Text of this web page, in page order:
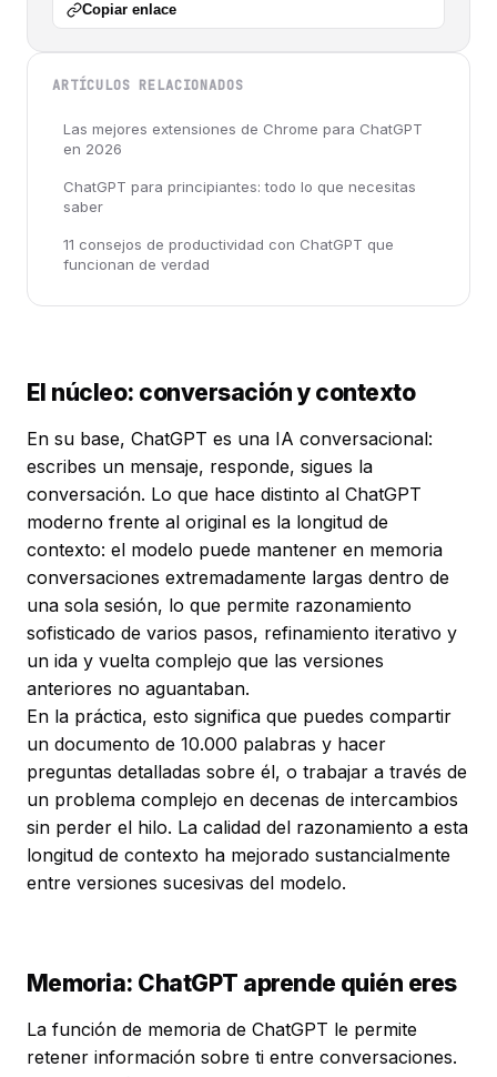
El núcleo: conversación y contexto
En su base, ChatGPT es una IA conversacional:
escribes un mensaje, responde, sigues la
conversación. Lo que hace distinto al ChatGPT
moderno frente al original es la longitud de
contexto: el modelo puede mantener en memoria
conversaciones extremadamente largas dentro de
una sola sesión, lo que permite razonamiento
sofisticado de varios pasos, refinamiento iterativo y
un ida y vuelta complejo que las versiones
anteriores no aguantaban.
En la práctica, esto significa que puedes compartir
un documento de 10.000 palabras y hacer
preguntas detalladas sobre él, o trabajar a través de
un problema complejo en decenas de intercambios
sin perder el hilo. La calidad del razonamiento a esta
longitud de contexto ha mejorado sustancialmente
entre versiones sucesivas del modelo.
Memoria: ChatGPT aprende quién eres
La función de memoria de ChatGPT le permite
retener información sobre ti entre conversaciones.
Copiar enlace
ARTÍCULOS RELACIONADOS
Las mejores extensiones de Chrome para ChatGPT
en 2026
ChatGPT para principiantes: todo lo que necesitas
saber
11 consejos de productividad con ChatGPT que
funcionan de verdad